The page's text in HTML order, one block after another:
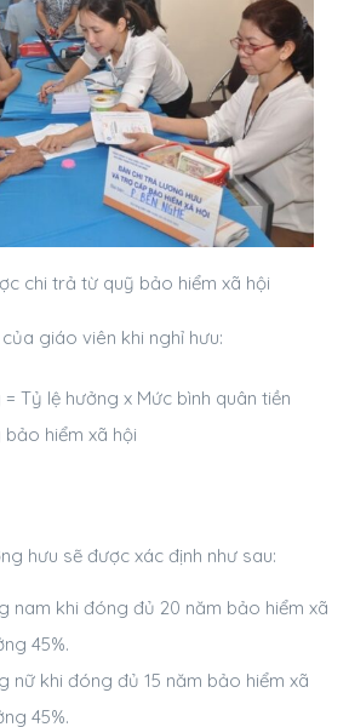
chi trả từ quỹ bảo hiểm xã hội
giáo viên khi nghỉ hưu:
Tỷ lệ hưởng x Mức bình quân tiền
hiểm xã hội
hưu sẽ được xác định như sau:
nam khi đóng đủ 20 năm bảo hiểm xã
45%.
nữ khi đóng đủ 15 năm bảo hiểm xã
45%.